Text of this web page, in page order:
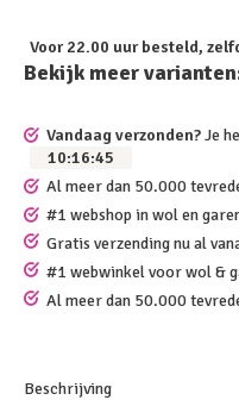
Voor 22.00 uur besteld,
Bekijk meer
Vandaag verzonden?Je
10:16:45
Al meer dan 50.000
#1 webshop in wol en
Gratis verzending nu al
#1 webwinkel voor wol &
Al meer dan 50.000
Beschrijving